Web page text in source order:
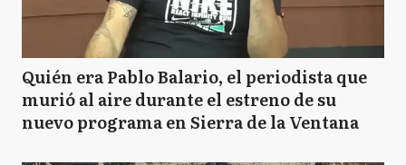
Quién era Pablo Balario, el periodista que
murió al aire durante el estreno de su
nuevo programa en Sierra de la Ventana